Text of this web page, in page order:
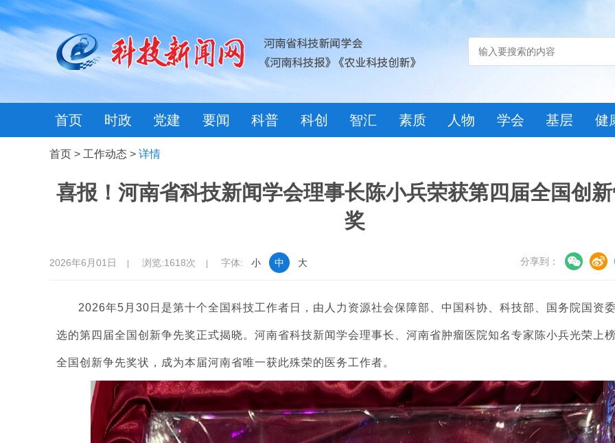
首页 时政 党建 要闻 科普 科创 智汇 素质 人物 学会 基层 健
首页 > 工作动态 > 详情
喜报！河南省科技新闻学会理事长陈小兵荣获第四届全国创
奖
2026年6月01日 浏览:1618次 字体: 小 中 大 分享到：
2026年5月30日是第十个全国科技工作者日，由人力资源社会保障部、中国科协、科技部、国务院国资
选的第四届全国创新争先奖正式揭晓。河南省科技新闻学会理事长、河南省肿瘤医院知名专家陈小兵光荣上
全国创新争先奖状，成为本届河南省唯一获此殊荣的医务工作者。